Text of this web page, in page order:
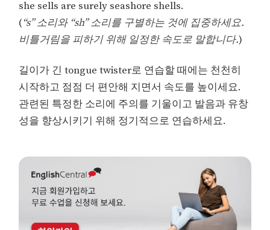
she sells are surely seashore shells.
(“s” 소리와 “sh” 소리를 구별하는 것에 집중하세요.
비틀거림을 피하기 위해 일정한 속도로 말합니다.)
길이가 긴 tongue twister로 연습할 때에는 천천히
시작하고 점점 더 편안해 지면서 속도를 높이세요.
관련된 특정한 소리에 주의를 기울이고 발음과 유창
성을 향상시키기 위해 정기적으로 연습하세요.